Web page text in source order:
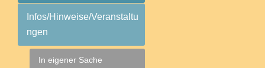
Infos/Hinweise/Veranstaltu
ngen
In eigener Sache